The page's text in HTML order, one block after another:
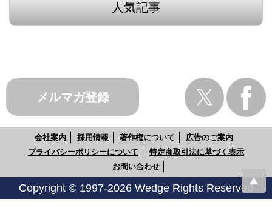
人気記事
メルマガ登録
会社案内 採用情報 著作権について
広告のご案内
プライバシーポリシーについて
特定商取引法に基づく表示
お問い合わせ
Copyright © 1997-2026 Wedge Rights Reserved